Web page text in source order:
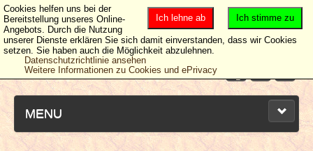
MENU
Ich stimme zu
Ich lehne ab
Cookies helfen uns bei der
Bereitstellung unseres Online-
Angebots. Durch die Nutzung
unserer Dienste erklären Sie sich damit einverstanden, dass wir Cookies
setzen. Sie haben auch die Möglichkeit abzulehnen.
Datenschutzrichtlinie ansehen
Weitere Informationen zu Cookies und ePrivacy